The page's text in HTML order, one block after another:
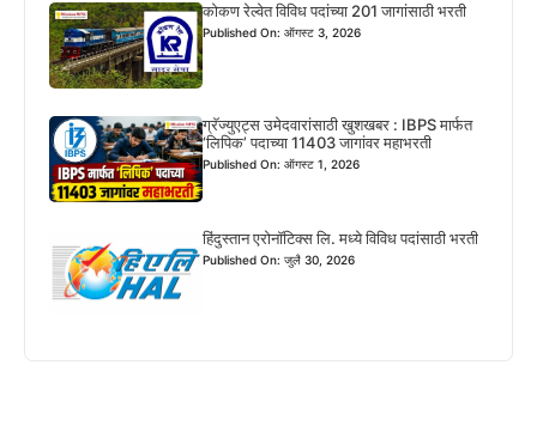
कोकण रेल्वेत विविध पदांच्या 201 जागांसाठी भरती
Published On: ऑगस्ट 3, 2026
ग्रॅज्युएट्स उमेदवारांसाठी खुशखबर : IBPS मार्फत
‘लिपिक’ पदाच्या 11403 जागांवर महाभरती
Published On: ऑगस्ट 1, 2026
हिंदुस्तान एरोनॉटिक्स लि. मध्ये विविध पदांसाठी भरती
Published On: जुलै 30, 2026